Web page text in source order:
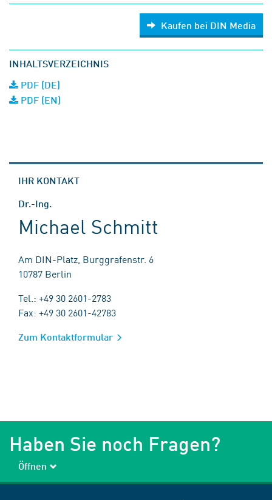
Kaufen bei DIN Media
INHALTSVERZEICHNIS
PDF (DE)
PDF (EN)
IHR KONTAKT
Dr.-Ing.
Michael Schmitt
Am DIN-Platz, Burggrafenstr. 6
10787 Berlin
Tel.: +49 30 2601-2783
Fax: +49 30 2601-42783
Zum Kontaktformular
Haben Sie noch Fragen?
Öffnen